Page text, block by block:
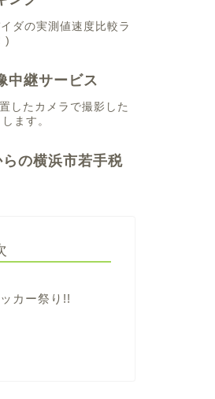
ダの実測値速度比較ラ
)
中継サービス
したカメラで撮影した
ます。
の横浜市若手税
カー祭り!!